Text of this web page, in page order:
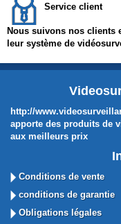
Service client
Nous suivons nos clients
leur système de
http://
apporte des produits de
aux meilleurs prix
Conditions de vente
conditions de garantie
Obligations légales